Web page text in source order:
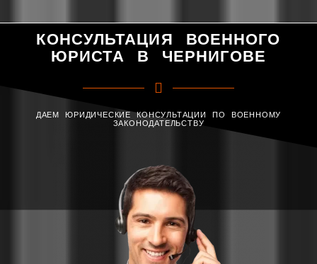
КОНСУЛЬТАЦИЯ ВОЕННОГО
ЮРИСТА В ЧЕРНИГОВЕ
ДАЕМ ЮРИДИЧЕСКИЕ КОНСУЛЬТАЦИИ ПО ВОЕННОМУ
ЗАКОНОДАТЕЛЬСТВУ